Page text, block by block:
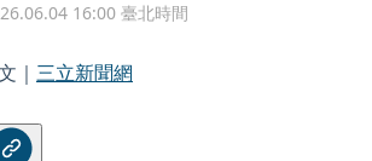
16:00 臺北時間
｜ 三立新聞網